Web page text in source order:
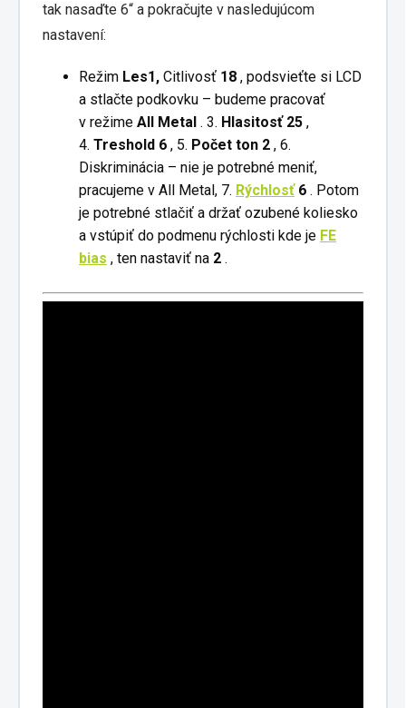
tak nasaďte 6“ a pokračujte v nasledujúcom
nastavení:
Režim Les1, Citlivosť 18 , podsvieťte si LCD
a stlačte podkovku – budeme pracovať
v režime All Metal . 3. Hlasitosť 25 ,
4. Treshold 6 , 5. Počet ton 2 , 6.
Diskriminácia – nie je potrebné meniť,
pracujeme v All Metal, 7. Rýchlosť 6 . Potom
je potrebné stlačiť a držať ozubené koliesko
a vstúpiť do podmenu rýchlosti kde je FE
bias , ten nastaviť na 2 .